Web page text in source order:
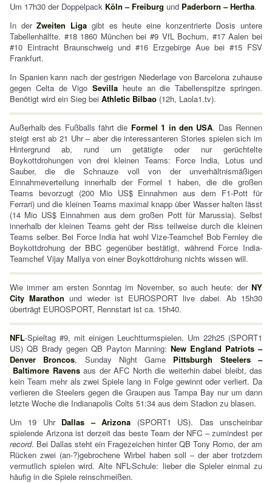
Um 17h30 der Doppelpack Köln – Freiburg und Paderborn – Hertha.
In derZweiten Liga gibt es heute eine konzentrierte Dosis untere
Tabellenhälfte. #18 1860 München bei #9 VfL Bochum, #17 Aalen bei
#10 Eintracht Braunschweig und #16 Erzgebirge Aue bei #15 FSV
Frankfurt.
In Spanien kann nach der gestrigen Niederlage von Barcelona zuhause
gegen Celta de VigoSevilla heute an die Tabellenspitze springen.
Benötigt wird ein Sieg bei Athletic Bilbao (12h, Laola1.tv).
Außerhalb des Fußballs fährt die Formel 1 in den USA. Das Rennen
steigt erst ab 21 Uhr – aber die interessanteren Stories spielen sich im
Hintergrund ab, rund um getätigte oder nur gerüchtelte
Boykottdrohungen von drei kleinen Teams: Force India, Lotus und
Sauber, die die Schnauze voll von der unverhältnismäßigen
Einnahmeverteilung innerhalb der Formel 1 haben, die die großen
Teams bevorzugt (200 Mio US$ Einnahmen aus dem F1-Pott für
Ferrari) und die kleinen Teams maximal knapp über Wasser halten lässt
(14 Mio US$ Einnahmen aus dem großen Pott für Marussia). Selbst
innerhalb der kleinen Teams geht der Riss teilweise durch die kleinen
Teams selber. Bei Force India hat wohl Vize-Teamchef Bob Fernley die
Boykottdrohung der BBC gegenüber bestätigt, während Force India-
Teamchef Vijay Mallya von einer Boykottdrohung nichts wissen will.
Wie immer am ersten Sonntag im November, so auch heute: der NY
City Marathon und wieder ist EUROSPORT live dabei. Ab 15h30
überträgt EUROSPORT, Rennstart ist ca. 15h40.
NFL-Spieltag #9, mit einigen Leuchtturmspielen. Um 22h25 (SPORT1
US) QB Brady gegen QB Payton Manning: New England Patriots –
Denver Broncos, Sunday Night Game Pittsburgh Steelers –
Baltimore Ravensaus der AFC North die weiterhin dabei bleibt, das
kein Team mehr als zwei Spiele lang in Folge gewinnt oder verliert. Da
verlieren die Steelers gegen die Graupen aus Tampa Bay nur um dann
letzte Woche die Indianapolis Colts 51:34 aus dem Stadion zu blasen.
Um 19 Uhr Dallas – Arizona (SPORT1 US). Das unscheinbar
spielende Arizona ist derzeit das beste Team der NFC – zumindest per
record. Bei Dallas steht ein Fragezeichen hinter QB Tony Romo, der am
Rücken zwei (an-?)gebrochene Wirbel haben soll – der aber trotzdem
vermutlich spielen wird. Alte NFL-Schule: lieber die Spieler einmal zu
häufig in die Spiele reinschmeißen.